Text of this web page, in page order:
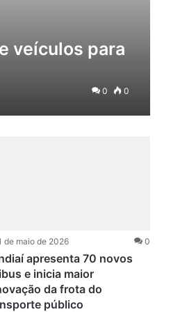
veículos para
0 0
de maio de 2026 0
apresenta 70 novos
e inicia maior
da frota do
público